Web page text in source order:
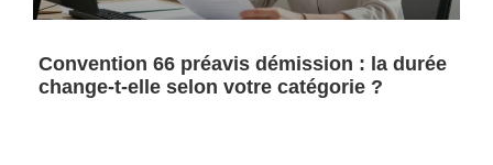
Convention 66 préavis démission : la durée
change-t-elle selon votre catégorie ?